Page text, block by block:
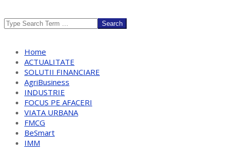
Search
Home
ACTUALITATE
SOLUTII FINANCIARE
AgriBusiness
INDUSTRIE
FOCUS PE AFACERI
VIATA URBANA
FMCG
BeSmart
IMM